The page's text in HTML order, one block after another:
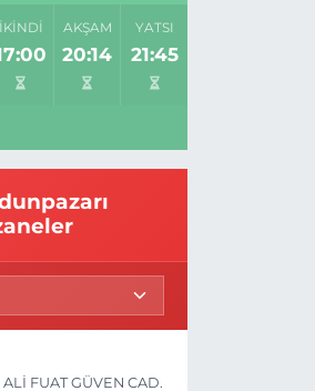
İKINDI AKŞAM
20:14
YATSI
21:45
FUAT GÜVEN CAD.